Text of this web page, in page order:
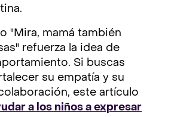
"Mira, mamá también
refuerza la idea de
Si buscas
su empatía y su
este artículo
a los niños a expresar